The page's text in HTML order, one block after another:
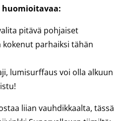
pitävä pohjaiset
kokenut parhaiksi tähän
lumisurffaus voi olla alkuun
liian vauhdikkaalta, tässä